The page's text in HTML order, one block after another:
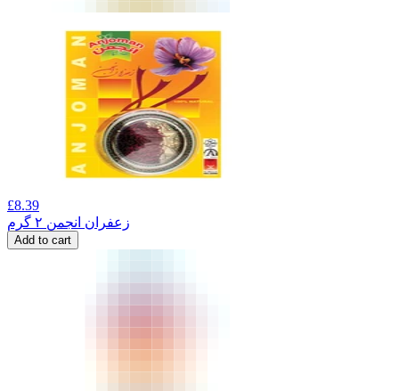
£8.39
زعفران انجمن ۲ گرم
Add to cart